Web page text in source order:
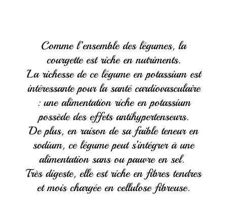
Comme l’ensemble des légumes, la
courgette est riche en nutriments.
La richesse de ce légume en potassium est
intéressante pour la santé cardiovasculaire
: une alimentation riche en potassium
possède des effets antihypertenseurs.
De plus, en raison de sa faible teneur en
sodium, ce légume peut s’intégrer à une
alimentation sans ou pauvre en sel.
Très digeste, elle est riche en fibres tendres
et mois chargée en cellulose fibreuse.